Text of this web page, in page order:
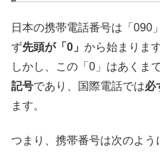
日本の携帯電話番号は「090
ず先頭が「0」 から始まります
しかし、この「0」はあくま
記号であり、国際電話では必
ます。
つまり、携帯番号は次のよう